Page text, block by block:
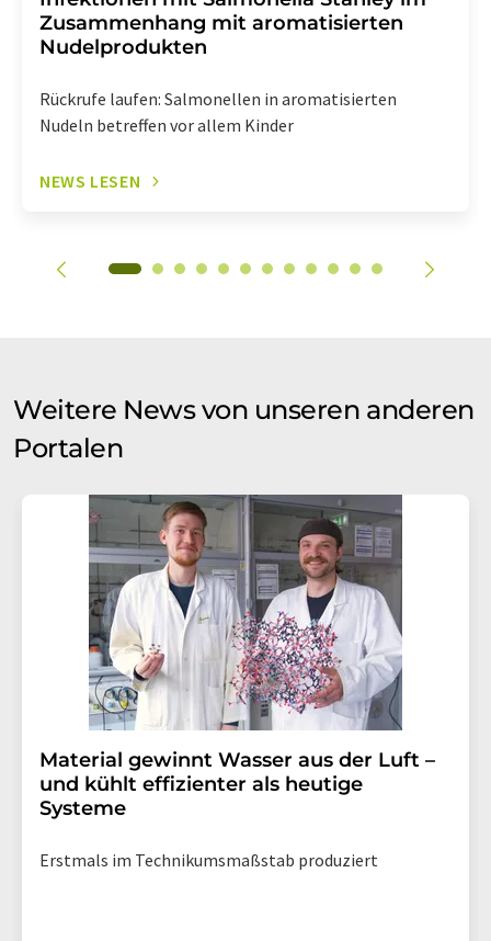
Zusammenhang mit aromatisierten
Nudelprodukten
Rückrufe laufen: Salmonellen in aromatisierten
Nudeln betreffen vor allem Kinder
NEWS LESEN
Weitere News von unseren anderen
Portalen
Material gewinnt Wasser aus der Luft –
und kühlt effizienter als heutige
Systeme
Erstmals im Technikumsmaßstab produziert